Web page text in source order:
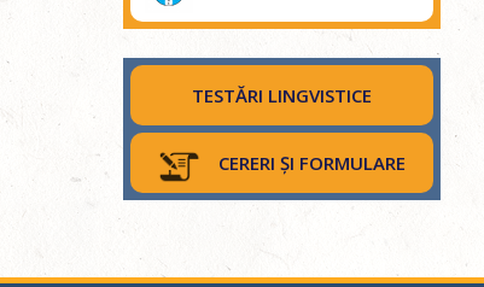
TESTĂRI LINGVISTICE
CERERI ȘI FORMULARE